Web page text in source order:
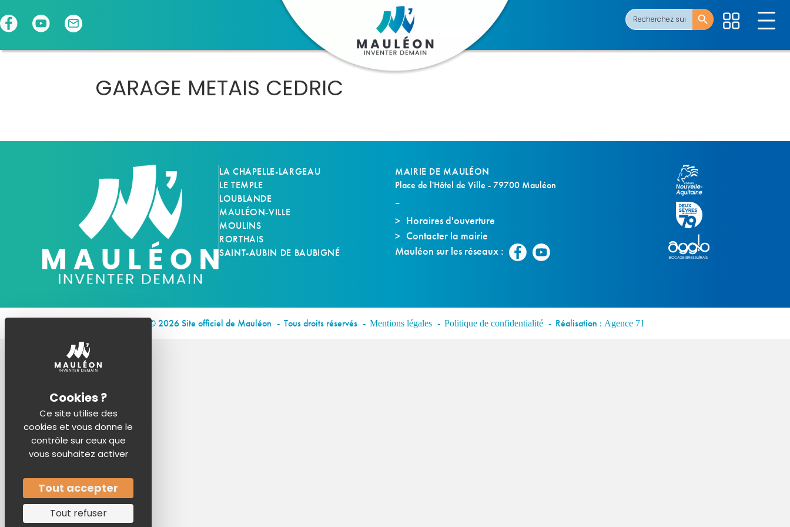
Search
for:
Search Button
GARAGE METAIS CEDRIC
LA CHAPELLE-LARGEAU
LE TEMPLE
LOUBLANDE
MAULÉON-VILLE
MOULINS
RORTHAIS
SAINT-AUBIN DE BAUBIGNÉ
MAIRIE DE MAULÉON
Place de l'Hôtel de Ville - 79700 Mauléon
Horaires d'ouverture
Contacter la mairie
Mauléon sur les réseaux :
© 2026 Site officiel de Mauléon Tous droits réservés Mentions légales Politique de confidentialité Réalisation : Agence 71
Ce site utilise des
cookies et vous donne le
contrôle sur ceux que
vous souhaitez activer
Tout accepter
Tout refuser